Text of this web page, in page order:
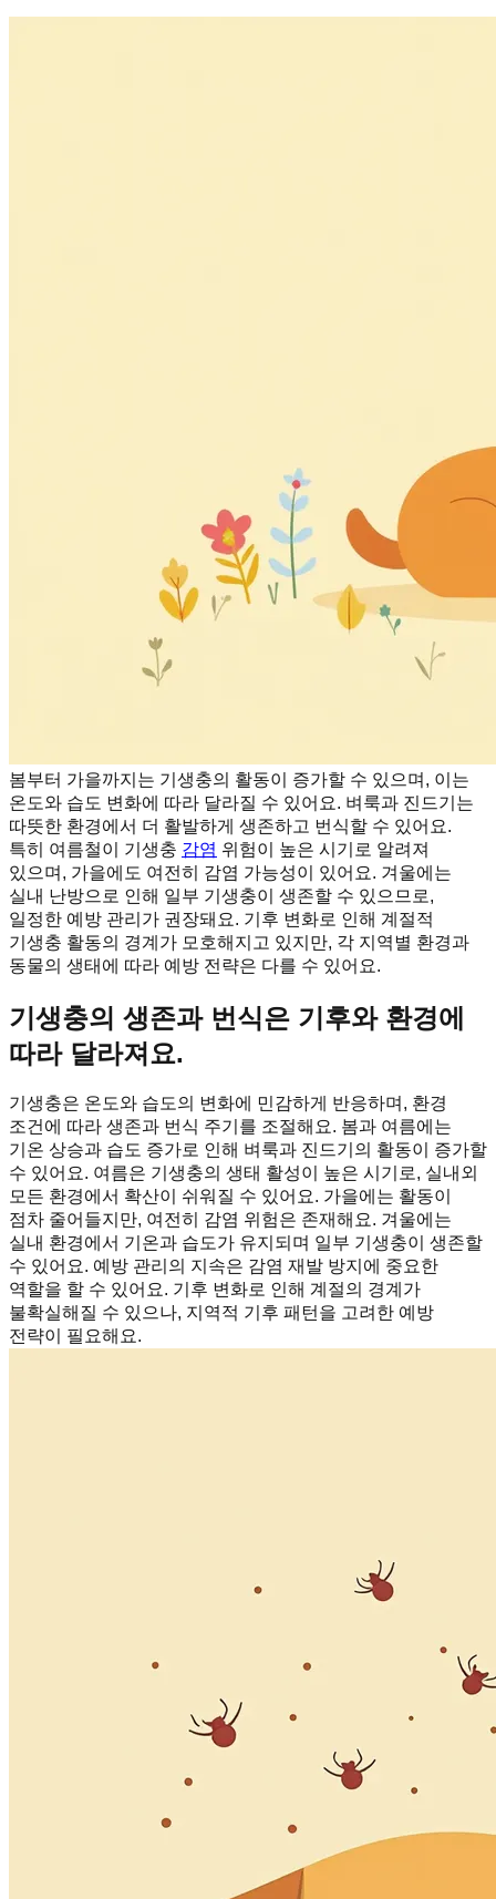
봄부터 가을까지는 기생충의 활동이 증가할 수 있으며, 이는
온도와 습도 변화에 따라 달라질 수 있어요. 벼룩과 진드기는
따뜻한 환경에서 더 활발하게 생존하고 번식할 수 있어요.
특히 여름철이 기생충 감염 위험이 높은 시기로 알려져
있으며, 가을에도 여전히 감염 가능성이 있어요. 겨울에는
실내 난방으로 인해 일부 기생충이 생존할 수 있으므로,
일정한 예방 관리가 권장돼요. 기후 변화로 인해 계절적
기생충 활동의 경계가 모호해지고 있지만, 각 지역별 환경과
동물의 생태에 따라 예방 전략은 다를 수 있어요.
기생충의 생존과 번식은 기후와 환경에
따라 달라져요.
기생충은 온도와 습도의 변화에 민감하게 반응하며, 환경
조건에 따라 생존과 번식 주기를 조절해요. 봄과 여름에는
기온 상승과 습도 증가로 인해 벼룩과 진드기의 활동이 증가할
수 있어요. 여름은 기생충의 생태 활성이 높은 시기로, 실내외
모든 환경에서 확산이 쉬워질 수 있어요. 가을에는 활동이
점차 줄어들지만, 여전히 감염 위험은 존재해요. 겨울에는
실내 환경에서 기온과 습도가 유지되며 일부 기생충이 생존할
수 있어요. 예방 관리의 지속은 감염 재발 방지에 중요한
역할을 할 수 있어요. 기후 변화로 인해 계절의 경계가
불확실해질 수 있으나, 지역적 기후 패턴을 고려한 예방
전략이 필요해요.